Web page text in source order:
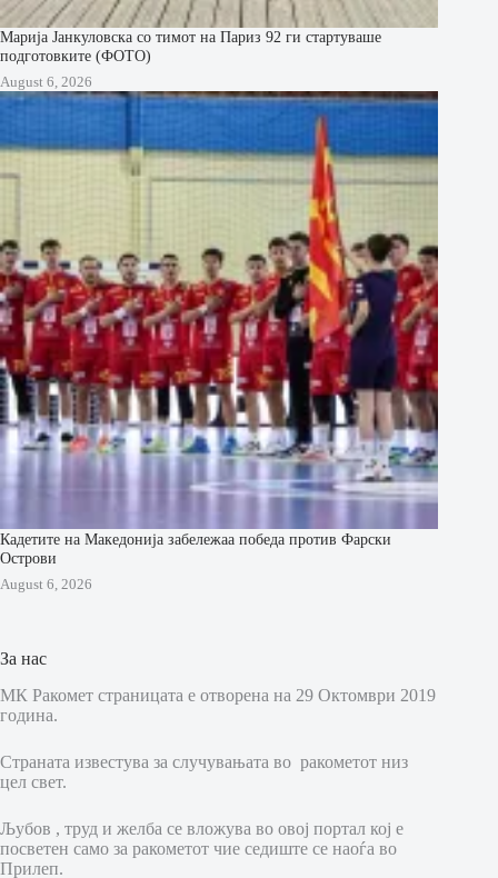
Марија Јанкуловска со тимот на Париз 92 ги стартуваше
подготовките (ФОТО)
August 6, 2026
Кадетите на Македонија забележаа победа против Фарски
Острови
August 6, 2026
За нас
МК Ракомет страницата е отворена на 29 Октомври 2019
година.
Страната известува за случувањата во ракометот низ
цел свет.
Љубов , труд и желба се вложува во овој портал кој е
посветен само за ракометот чие седиште се наоѓа во
Прилеп.